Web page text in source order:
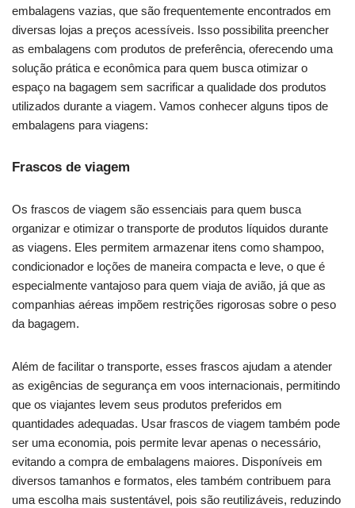
embalagens vazias, que são frequentemente encontrados em
diversas lojas a preços acessíveis. Isso possibilita preencher
as embalagens com produtos de preferência, oferecendo uma
solução prática e econômica para quem busca otimizar o
espaço na bagagem sem sacrificar a qualidade dos produtos
utilizados durante a viagem. Vamos conhecer alguns tipos de
embalagens para viagens:
Frascos de viagem
Os frascos de viagem são essenciais para quem busca
organizar e otimizar o transporte de produtos líquidos durante
as viagens. Eles permitem armazenar itens como shampoo,
condicionador e loções de maneira compacta e leve, o que é
especialmente vantajoso para quem viaja de avião, já que as
companhias aéreas impõem restrições rigorosas sobre o peso
da bagagem.
Além de facilitar o transporte, esses frascos ajudam a atender
as exigências de segurança em voos internacionais, permitindo
que os viajantes levem seus produtos preferidos em
quantidades adequadas. Usar frascos de viagem também pode
ser uma economia, pois permite levar apenas o necessário,
evitando a compra de embalagens maiores. Disponíveis em
diversos tamanhos e formatos, eles também contribuem para
uma escolha mais sustentável, pois são reutilizáveis, reduzindo